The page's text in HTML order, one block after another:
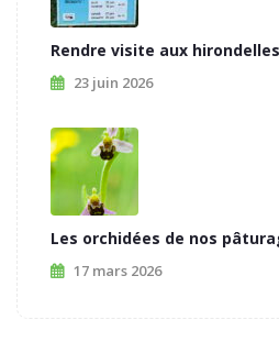
Rendre visite aux
23 juin 2026
Les orchidées de nos
17 mars 2026